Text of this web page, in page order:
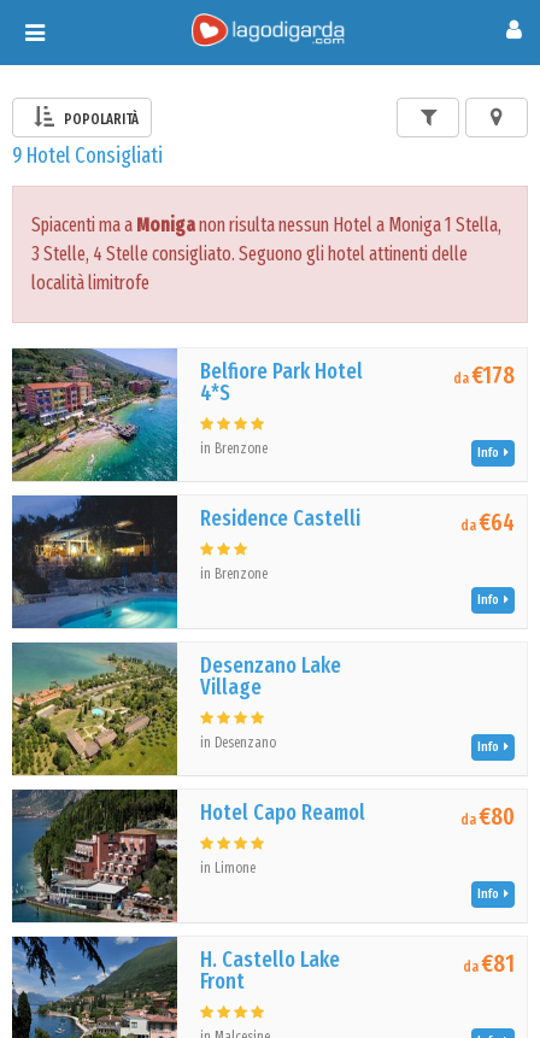
Toggle
navigation
POPOLARITÀ
9 Hotel Consigliati
Spiacenti ma a Moniganon risulta nessun Hotel a Moniga 1 Stella,
3 Stelle, 4 Stelle consigliato. Seguono gli hotel attinenti delle
località limitrofe
Belfiore Park Hotel
4*S
in Brenzone
da€178
Info
Residence Castelli
in Brenzone
da€64
Info
Desenzano Lake
Village
in Desenzano Info
Hotel Capo Reamol
in Limone
da€80
Info
H. Castello Lake
Front
da€81